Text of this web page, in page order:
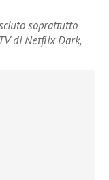
soprattutto
di Netflix Dark,